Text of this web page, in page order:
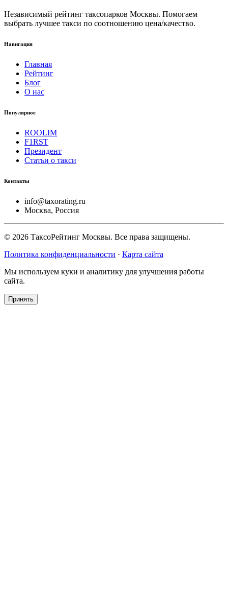
Независимый рейтинг таксопарков Москвы. Помогаем
выбрать лучшее такси по соотношению цена/качество.
Навигация
Главная
Рейтинг
Блог
О нас
Популярное
ROOLIM
F1RST
Президент
Статьи о такси
Контакты
info@taxorating.ru
Москва, Россия
© 2026 ТаксоРейтинг Москвы. Все права защищены.
Политика конфиденциальности · Карта сайта
Мы используем куки и аналитику для улучшения работы
сайта.
Принять